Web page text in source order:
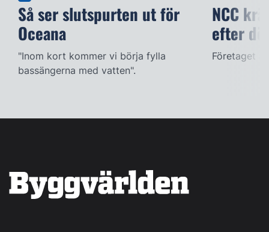
Så ser slutspurten ut för
Oceana
"Inom kort kommer vi börja fylla
bassängerna med vatten".
NCC
efter
Företaget